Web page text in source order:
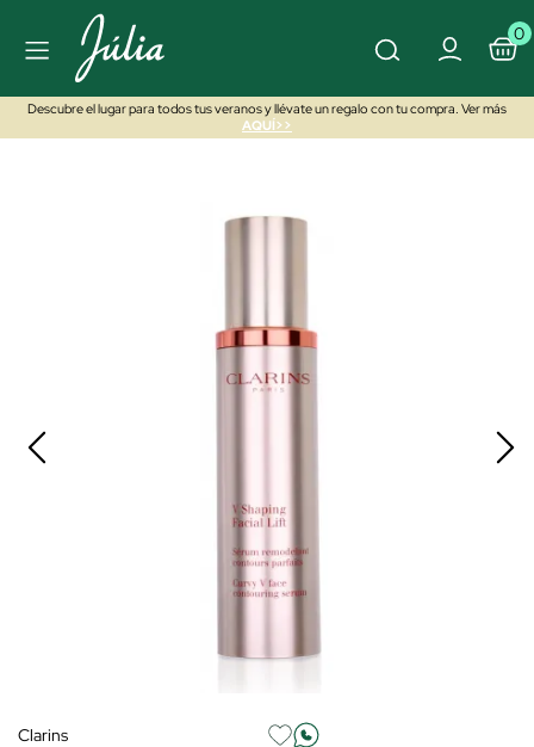
0
Descubre el lugar para todos tus veranos y llévate un regalo con tu compra. Ver más
AQUÍ>>
Clarins